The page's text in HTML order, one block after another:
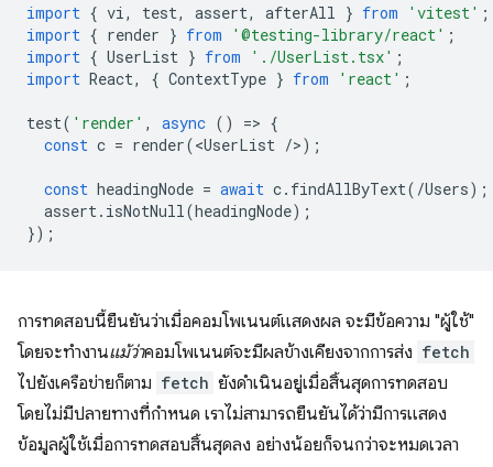
import { vi, test, assert, afterAll } from 'vitest' ;
import { render } from '@testing-library/react' ;
import { UserList } from './UserList.tsx' ;
import React, { ContextType } from 'react' ;
test( 'render' , async () => {
const c = render(<UserList />);
const headingNode = await c. findAllByText( /Users);
assert. isNotNull(headingNode);
});
การทดสอบนี้ยืนยันว่าเมื่อคอมโพเนนต์แสดงผล จะมีข้อความ "ผู้ใช้"
โดยจะทำงานแม้ว่าคอมโพเนนต์จะมีผลข้างเคียงจากการส่ง fetch
ไปยังเครือข่ายก็ตาม fetch ยังดำเนินอยู่เมื่อสิ้นสุดการทดสอบ
โดยไม่มีปลายทางที่กําหนด เราไม่สามารถยืนยันได้ว่ามีการแสดง
ข้อมูลผู้ใช้เมื่อการทดสอบสิ้นสุดลง อย่างน้อยก็จนกว่าจะหมดเวลา